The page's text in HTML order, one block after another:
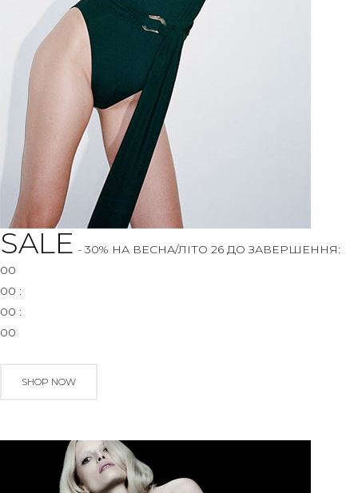
SALE - 30% НА ВЕСНА/ЛІТО 26 ДО ЗАВЕРШЕННЯ:
00
00 :
00 :
00
SHOP NOW